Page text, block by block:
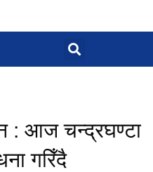
: आज चन्द्रघण्टा
गरिँदै